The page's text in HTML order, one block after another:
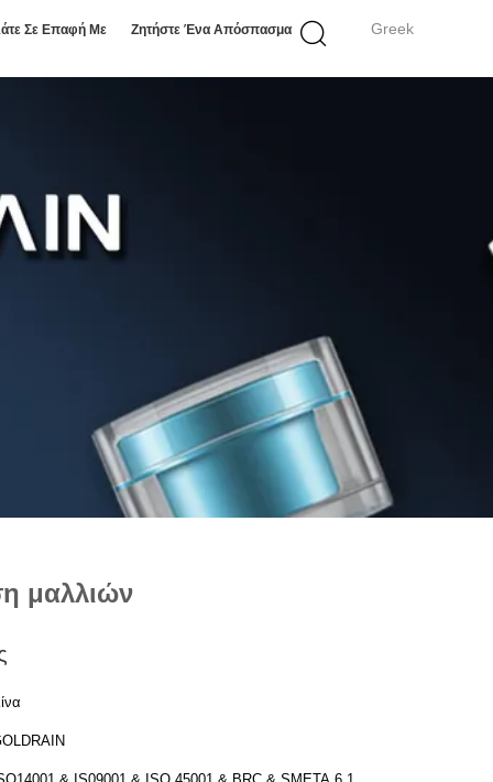
Greek
Σε Επαφή Με Ζητήστε Ένα Απόσπασμα
μαλλιών